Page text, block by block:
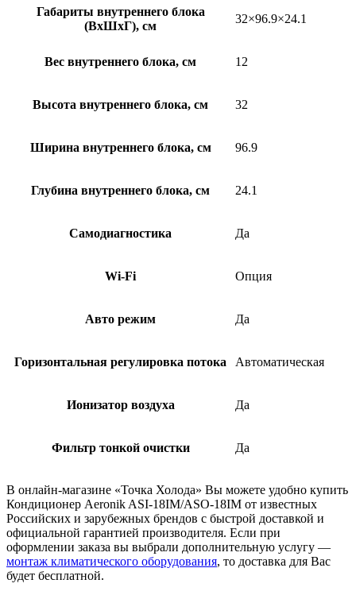
Габариты внутреннего блока
(ВхШхГ), см
32×96.9×24.1
Вес внутреннего блока, см 12
Высота внутреннего блока, см 32
Ширина внутреннего блока, см 96.9
Глубина внутреннего блока, см 24.1
Самодиагностика Да
Wi-Fi Опция
Авто режим Да
Горизонтальная регулировка потока Автоматическая
Ионизатор воздуха Да
Фильтр тонкой очистки Да
В онлайн-магазине «Точка Холода» Вы можете удобно купить
Кондиционер Aeronik ASI-18IM/ASO-18IM от известных
Российских и зарубежных брендов с быстрой доставкой и
официальной гарантией производителя. Если при
оформлении заказа вы выбрали дополнительную услугу —
монтаж климатического оборудования, то доставка для Вас
будет бесплатной.